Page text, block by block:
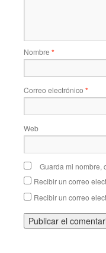
Nombre *
Correo electrónico *
Web
Guarda mi nombre,
Recibir un correo
Recibir un correo